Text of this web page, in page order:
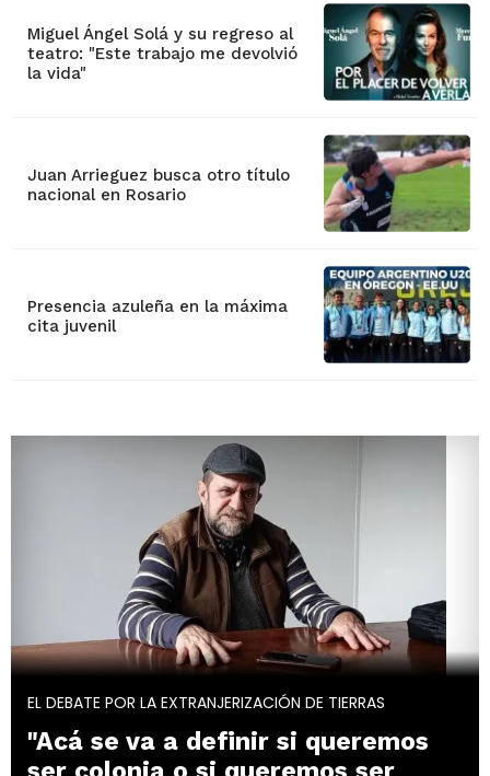
Miguel Ángel Solá y su regreso al
teatro: "Este trabajo me devolvió
la vida"
Juan Arrieguez busca otro título
nacional en Rosario
Presencia azuleña en la máxima
cita juvenil
EL DEBATE POR LA EXTRANJERIZACIÓN DE TIERRAS
"Acá se va a definir si queremos